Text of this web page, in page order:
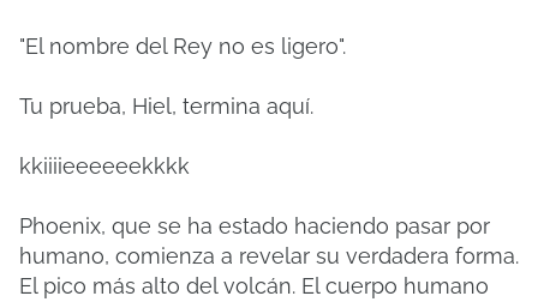
"El nombre del Rey no es ligero".
Tu prueba, Hiel, termina aquí.
kkiiiieeeeeekkkk
Phoenix, que se ha estado haciendo pasar por
humano, comienza a revelar su verdadera forma.
El pico más alto del volcán. El cuerpo humano